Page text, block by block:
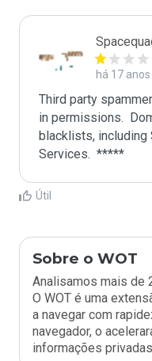
há 17 anos
Third party
in permissions.
blacklists, including
Útil
Sobre o WOT
Analisamos mais de
O WOT é uma
a navegar com
navegador, o
informações